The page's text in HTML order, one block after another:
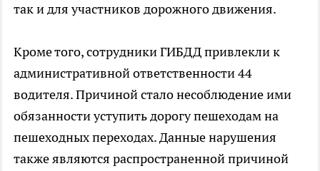
так и для участников дорожного движения.
Кроме того, сотрудники ГИБДД привлекли к
административной ответственности 44
водителя. Причиной стало несоблюдение ими
обязанности уступить дорогу пешеходам на
пешеходных переходах. Данные нарушения
также являются распространенной причиной